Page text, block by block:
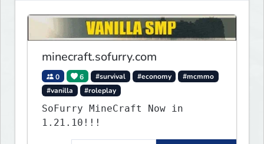
minecraft.sofurry.com
0 6 #survival #economy
#mcmmo
#vanilla
#roleplay
SoFurry MineCraft Now in
1.21.10!!!